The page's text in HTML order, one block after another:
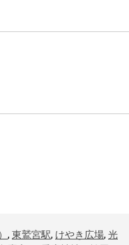
, 東鷲宮駅, けやき広場, 光